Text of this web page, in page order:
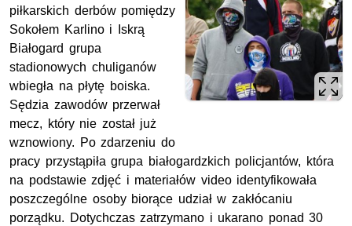
piłkarskich derbów pomiędzy
Sokołem Karlino i Iskrą
Białogard grupa
stadionowych chuliganów
wbiegła na płytę boiska.
Sędzia zawodów przerwał
mecz, który nie został już
wznowiony. Po zdarzeniu do
pracy przystąpiła grupa białogardzkich policjantów, która
na podstawie zdjęć i materiałów video identyfikowała
poszczególne osoby biorące udział w zakłócaniu
porządku. Dotychczas zatrzymano i ukarano ponad 30